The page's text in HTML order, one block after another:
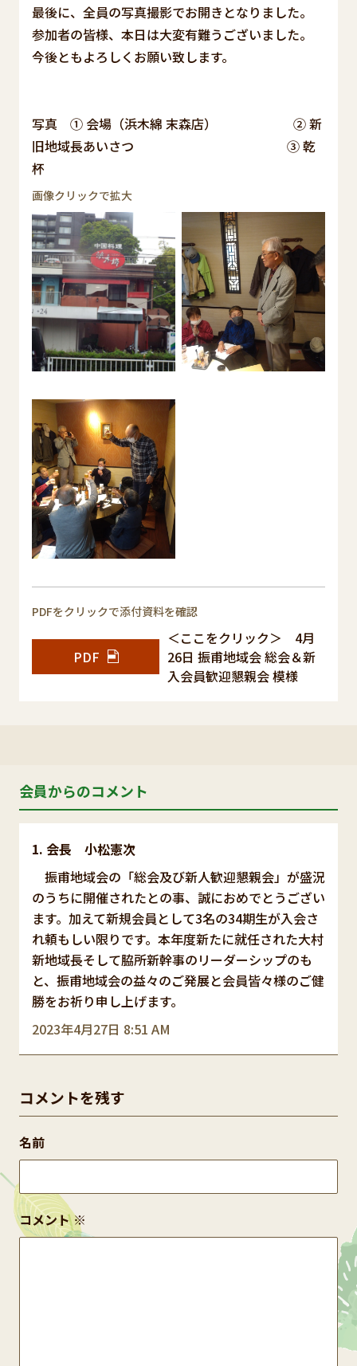
最後に、全員の写真撮影でお開きとなりました。
参加者の皆様、本日は大変有難うございました。
今後ともよろしくお願い致します。
写真 ① 会場（浜木綿 末森店） ② 新
旧地域長あいさつ ③ 乾
杯
画像クリックで拡大
PDFをクリックで添付資料を確認
PDF
＜ここをクリック＞ 4月
26日 振甫地域会 総会＆新
入会員歓迎懇親会 模様
会員からのコメント
会長 小松憲次
2023年4月27日 8:51 AM
振甫地域会の「総会及び新人歓迎懇親会」が盛況
のうちに開催されたとの事、誠におめでとうござい
ます。加えて新規会員として3名の34期生が入会さ
れ頼もしい限りです。本年度新たに就任された大村
新地域長そして脇所新幹事のリーダーシップのも
と、振甫地域会の益々のご発展と会員皆々様のご健
勝をお祈り申し上げます。
コメントを残す
コメント※
名前